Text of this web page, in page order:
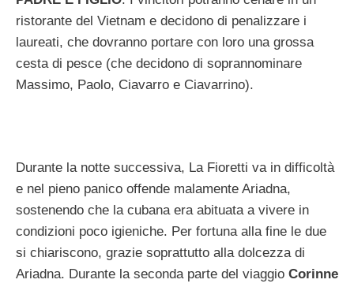
ristorante del Vietnam e decidono di penalizzare i
laureati, che dovranno portare con loro una grossa
cesta di pesce (che decidono di soprannominare
Massimo, Paolo, Ciavarro e Ciavarrino).
Durante la notte successiva, La Fioretti va in difficoltà
e nel pieno panico offende malamente Ariadna,
sostenendo che la cubana era abituata a vivere in
condizioni poco igieniche. Per fortuna alla fine le due
si chiariscono, grazie soprattutto alla dolcezza di
Ariadna. Durante la seconda parte del viaggio Corinne